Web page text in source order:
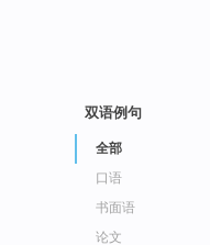
双语例句
全部
口语
书面语
论文